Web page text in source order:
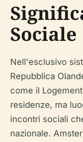
Sociale
Nell'esclusivo
Repubblica
come il
residenze, ma
incontri sociali
nazionale.